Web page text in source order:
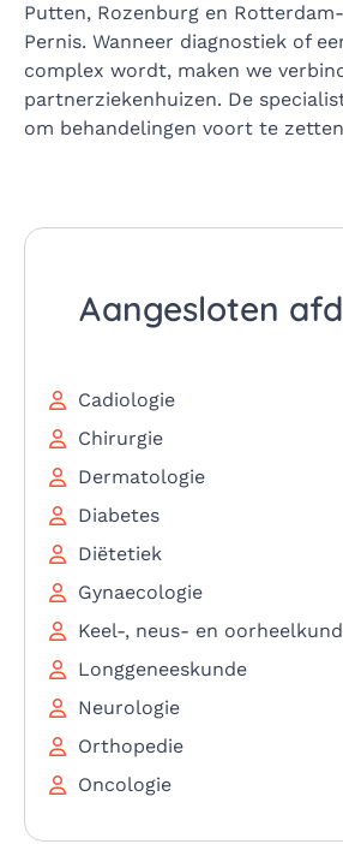
Putten, Rozenburg en
Pernis. Wanneer diagnostiek of
complex wordt, maken we
partnerziekenhuizen. De
om behandelingen voort te
Aangesloten
Cadiologie
Chirurgie
Dermatologie
Diabetes
Diëtetiek
Gynaecologie
Keel-, neus- en
Longgeneeskunde
Neurologie
Orthopedie
Oncologie